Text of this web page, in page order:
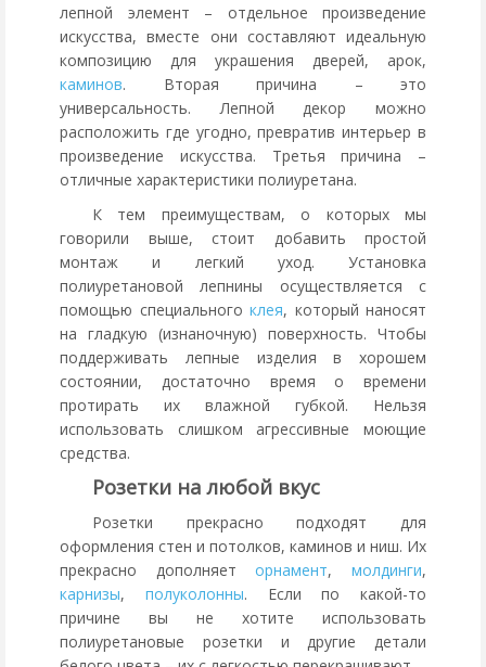
лепной элемент – отдельное произведение
искусства, вместе они составляют идеальную
композицию для украшения дверей, арок,
каминов. Вторая причина – это
универсальность. Лепной декор можно
расположить где угодно, превратив интерьер в
произведение искусства. Третья причина –
отличные характеристики полиуретана.
К тем преимуществам, о которых мы
говорили выше, стоит добавить простой
монтаж и легкий уход. Установка
полиуретановой лепнины осуществляется с
помощью специального клея, который наносят
на гладкую (изнаночную) поверхность. Чтобы
поддерживать лепные изделия в хорошем
состоянии, достаточно время о времени
протирать их влажной губкой. Нельзя
использовать слишком агрессивные моющие
средства.
Розетки на любой вкус
Розетки прекрасно подходят для
оформления стен и потолков, каминов и ниш. Их
прекрасно дополняеторнамент,молдинги,
карнизы, полуколонны. Если по какой-то
причине вы не хотите использовать
полиуретановые розетки и другие детали